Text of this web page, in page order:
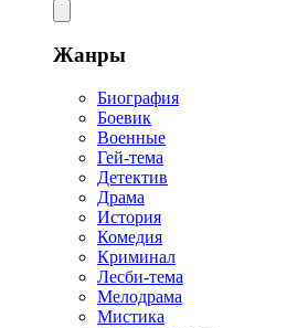
Жанры
Биография
Боевик
Военные
Гей-тема
Детектив
Драма
История
Комедия
Криминал
Лесби-тема
Мелодрама
Мистика